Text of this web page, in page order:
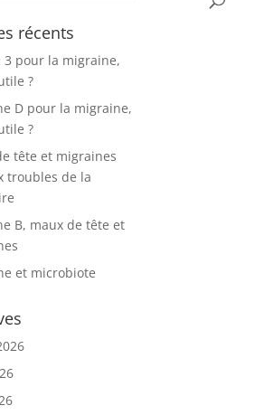
récents
3 pour la migraine,
?
D pour la migraine,
?
tête et migraines
troubles de la
B, maux de tête et
et microbiote